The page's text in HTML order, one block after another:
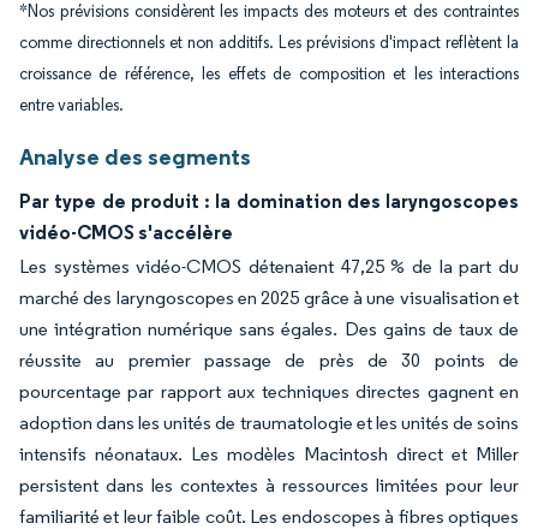
*Nos prévisions considèrent les impacts des moteurs et des contraintes
comme directionnels et non additifs. Les prévisions d'impact reflètent la
croissance de référence, les effets de composition et les interactions
entre variables.
Analyse des segments
Par type de produit : la domination des laryngoscopes
vidéo-CMOS s'accélère
Les systèmes vidéo-CMOS détenaient 47,25 % de la part du
marché des laryngoscopes en 2025 grâce à une visualisation et
une intégration numérique sans égales. Des gains de taux de
réussite au premier passage de près de 30 points de
pourcentage par rapport aux techniques directes gagnent en
adoption dans les unités de traumatologie et les unités de soins
intensifs néonataux. Les modèles Macintosh direct et Miller
persistent dans les contextes à ressources limitées pour leur
familiarité et leur faible coût. Les endoscopes à fibres optiques